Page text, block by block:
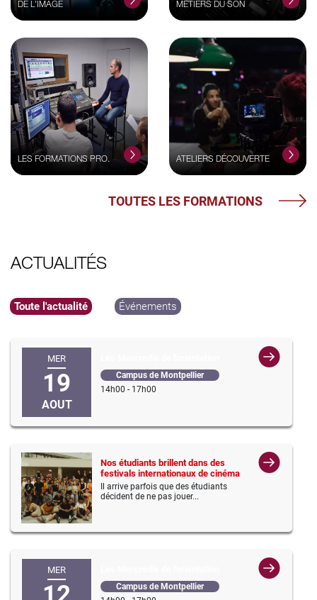
DE L'IMAGE
MÉTIERS DU SON
LES FORMATIONS PRO. ATELIERS DÉCOUVERTE
TOUTES LES FORMATIONS
ACTUALITÉS
Toute l'actualité Événements
MER
19
AOUT
Campus de Montpellier
14h00 - 17h00
Nos étudiants brillent dans des
festivals internationaux de cinéma
Il arrive parfois que des étudiants
décident de ne pas jouer...
MER
Campus de Montpellier